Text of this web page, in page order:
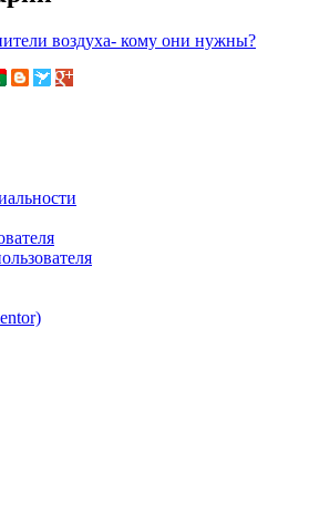
воздуха- кому они нужны?